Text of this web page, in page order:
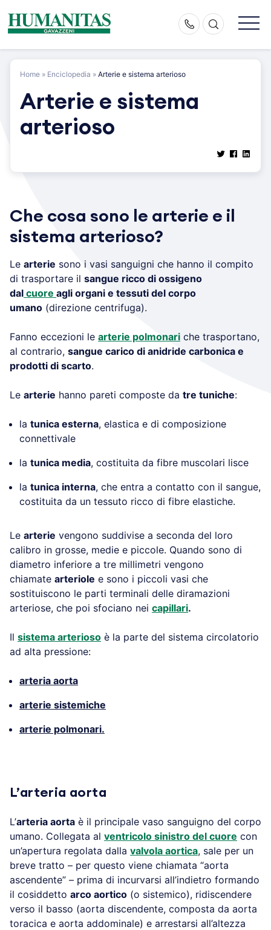
content
Home » Enciclopedia » Arterie e sistema arterioso
Arterie e sistema
arterioso
Che cosa sono le arterie e il
sistema arterioso?
Le arterie sono i vasi sanguigni che hanno il compito
di trasportare il sangue ricco di ossigeno
dal cuore agli organi e tessuti del corpo
umano (direzione centrifuga).
Fanno eccezioni le arterie polmonari che trasportano,
al contrario, sangue carico di anidride carbonica e
prodotti di scarto.
Le arterie hanno pareti composte da tre tuniche:
la tunica esterna, elastica e di composizione
connettivale
la tunica media, costituita da fibre muscolari lisce
la tunica interna, che entra a contatto con il sangue,
costituita da un tessuto ricco di fibre elastiche.
Le arterie vengono suddivise a seconda del loro
calibro in grosse, medie e piccole. Quando sono di
diametro inferiore a tre millimetri vengono
chiamate arteriole e sono i piccoli vasi che
sostituiscono le parti terminali delle diramazioni
arteriose, che poi sfociano nei capillari.
Il sistema arterioso è la parte del sistema circolatorio
ad alta pressione:
arteria aorta
arterie sistemiche
arterie polmonari.
L’arteria aorta
L’arteria aorta è il principale vaso sanguigno del corpo
umano. Collegata al ventricolo sinistro del cuore con
un’apertura regolata dalla valvola aortica, sale per un
breve tratto – per questo viene chiamata “aorta
ascendente” – prima di incurvarsi all’indietro formando
il cosiddetto arco aortico (o sistemico), ridiscendere
verso il basso (aorta discendente, composta da aorta
toracica e aorta addominale) e arrestarsi all’altezza